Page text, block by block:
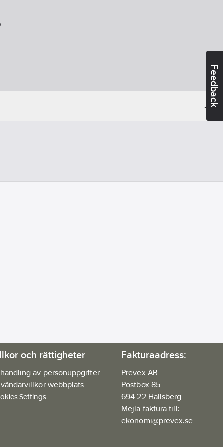
Feedback
och rättigheter
av personuppgifter
webbplats
Settings
Fakturaadress:
Prevex AB
Postbox 85
694 22 Hallsberg
Mejla faktura till:
ekonomi@prevex.se